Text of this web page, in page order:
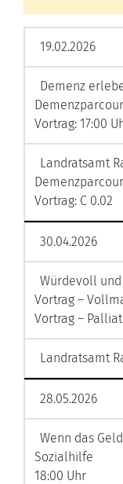
19.02.2026
Demenz
Vortrag: 17:00
Landratsamt
Vortrag: C 0.02
30.04.2026
Würdevoll
Vortrag –
Vortrag –
Landratsamt
28.05.2026
Wenn das
Sozialhilfe
18:00 Uhr